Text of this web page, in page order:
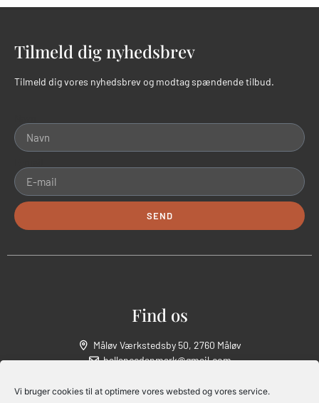
Vi bruger cookies til at optimere vores websted og vores service.
Tilmeld dig nyhedsbrev
Tilmeld dig vores nyhedsbrev og modtag spændende tilbud.
SEND
Find os
Måløv Værkstedsby 50, 2760 Måløv
ballancedanmark@gmail.com